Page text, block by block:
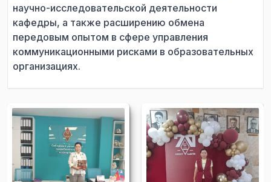
научно-исследовательской деятельности
кафедры, а также расширению обмена
передовым опытом в сфере управления
коммуникационными рисками в образовательных
организациях.